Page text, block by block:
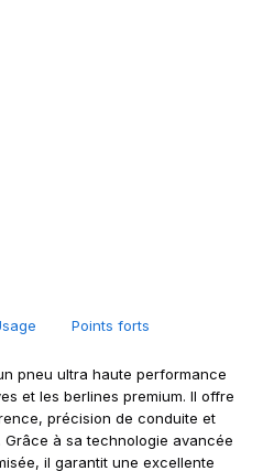
Points forts
pneu ultra haute performance
et les berlines premium. Il offre
précision de conduite et
à sa technologie avancée
il garantit une excellente